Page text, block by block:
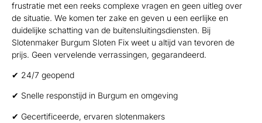
frustratie met een reeks complexe vragen en geen uitleg over
de situatie. We komen ter zake en geven u een eerlijke en
duidelijke schatting van de buitensluitingsdiensten. Bij
Slotenmaker Burgum Sloten Fix weet u altijd van tevoren de
prijs. Geen vervelende verrassingen, gegarandeerd.
✔ 24/7 geopend
✔ Snelle responstijd in Burgum en omgeving
✔ Gecertificeerde, ervaren slotenmakers